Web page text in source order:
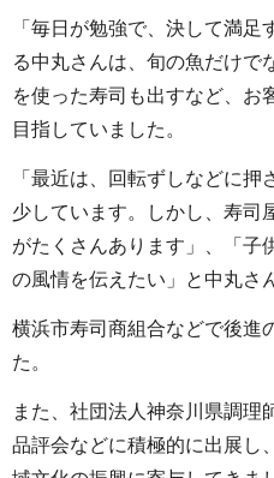
「毎日が勉強で、決して満
る中丸さんは、旬の魚だけで
を使った寿司も出すなど、お
目指していました。
「最近は、回転ずしなどに
少しています。しかし、寿司
がたくさんあります」、「子
の風情を伝えたい」と中丸さ
横浜市寿司商組合などで後進
た。
また、社団法人神奈川県調理
品評会などに積極的に出展し